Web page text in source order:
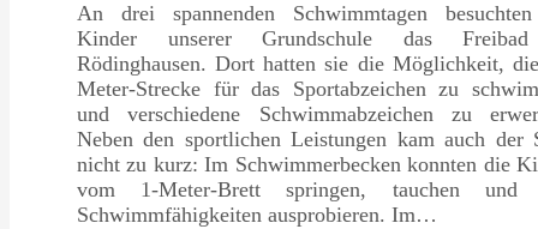
An drei spannenden Schwimmtagen
Kinder unserer Grundschule das
Rödinghausen. Dort hatten sie die Möglichkeit,
Meter-Strecke für das Sportabzeichen zu
und verschiedene Schwimmabzeichen zu
Neben den sportlichen Leistungen kam auch der
nicht zu kurz: Im Schwimmerbecken konnten die
vom 1-Meter-Brett springen, tauchen und
Schwimmfähigkeiten ausprobieren. Im…